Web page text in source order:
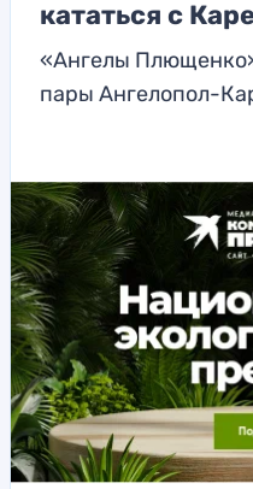
кататься с
«Ангелы
пары Ангелопол-